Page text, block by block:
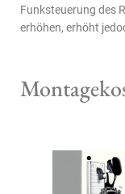
Funksteuerung des
erhöhen, erhöht